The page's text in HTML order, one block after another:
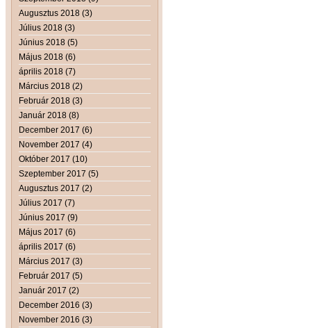
Augusztus 2018 (3)
Július 2018 (3)
Június 2018 (5)
Május 2018 (6)
április 2018 (7)
Március 2018 (2)
Február 2018 (3)
Január 2018 (8)
December 2017 (6)
November 2017 (4)
Október 2017 (10)
Szeptember 2017 (5)
Augusztus 2017 (2)
Július 2017 (7)
Június 2017 (9)
Május 2017 (6)
április 2017 (6)
Március 2017 (3)
Február 2017 (5)
Január 2017 (2)
December 2016 (3)
November 2016 (3)